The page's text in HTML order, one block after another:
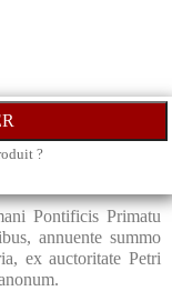
?
Pontificis Primatu
annuente summo
ex auctoritate Petri